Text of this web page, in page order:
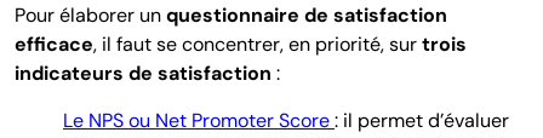
Pour élaborer unquestionnaire de satisfaction
efficace, il faut se concentrer, en priorité, surtrois
indicateurs de satisfaction :
Le NPS ou Net Promoter Score: il permet d’évaluer